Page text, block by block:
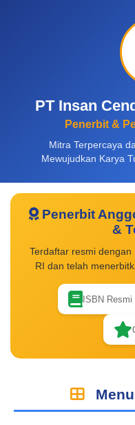
PT Insan
Penerbit &
Mitra Terpercaya
Mewujudkan Karya
Penerbit
&
Terdaftar resmi
RI dan telah
ISBN Resmi